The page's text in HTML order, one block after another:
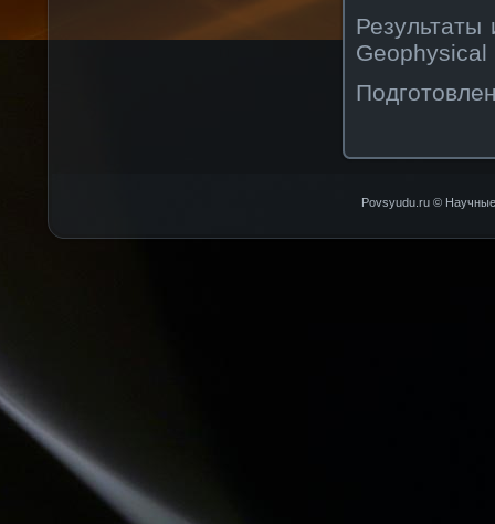
Результаты
Geophysical
Povsyudu.ru © Научные